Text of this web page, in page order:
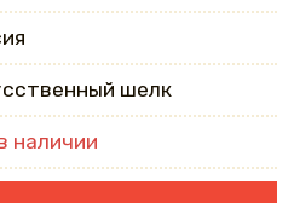
шелк
наличии